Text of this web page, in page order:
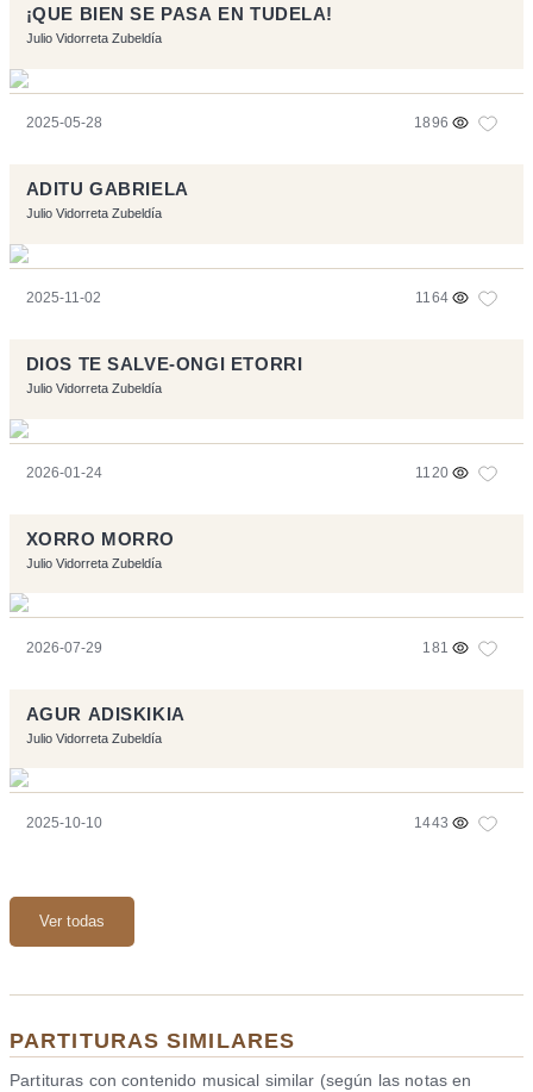
¡QUE BIEN SE PASA EN TUDELA!
Julio Vidorreta Zubeldía
2025-05-28 1896
ADITU GABRIELA
Julio Vidorreta Zubeldía
2025-11-02 1164
DIOS TE SALVE-ONGI ETORRI
Julio Vidorreta Zubeldía
2026-01-24 1120
XORRO MORRO
Julio Vidorreta Zubeldía
2026-07-29 181
AGUR ADISKIKIA
Julio Vidorreta Zubeldía
2025-10-10 1443
Ver todas
PARTITURAS SIMILARES
Partituras con contenido musical similar (según las notas en